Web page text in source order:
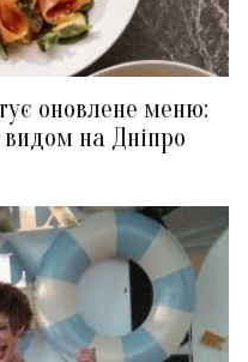
оновлене меню:
видом на Дніпро